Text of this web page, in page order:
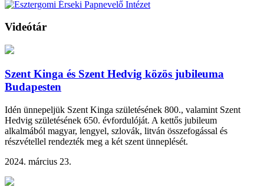
Videótár
Szent Kinga és Szent Hedvig közös jubileuma
Budapesten
Idén ünnepeljük Szent Kinga születésének 800., valamint Szent
Hedvig születésének 650. évfordulóját. A kettős jubileum
alkalmából magyar, lengyel, szlovák, litván összefogással és
részvétellel rendezték meg a két szent ünneplését.
2024. március 23.